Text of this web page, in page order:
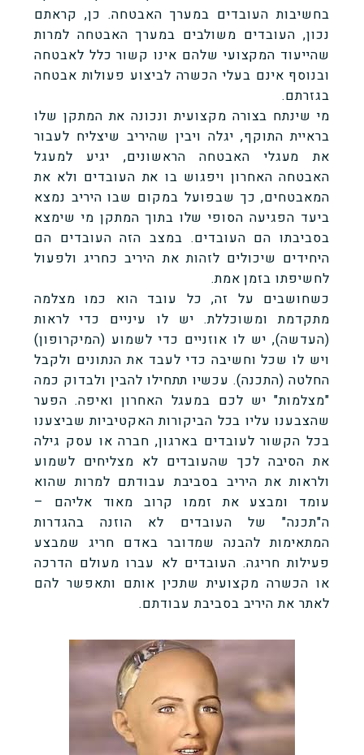
בחשיבות העובדים במערך האבטחה. כן, קראתם
נכון, העובדים משולבים במערך האבטחה למרות
שהייעוד המקצועי שלהם אינו קשור כלל לאבטחה
ובנוסף אינם בעלי הכשרה לביצוע פעולות אבטחה
בגזרתם.
מי שינתח בצורה מקצועית ונכונה את המתקן שלו
בראיית התוקף, יגלה ויבין שהיריב שיצליח לעבור
את מעגלי האבטחה הראשונים, יגיע למעגל
האבטחה האחרון ויפגוש בו את העובדים ולא את
המאבטחים, כך שבפועל במקום שבו היריב נמצא
ביעד הפגיעה הסופי שלו בתוך המתקן מי שימצא
בסביבתו הם העובדים. במצב הזה העובדים הם
היחידים שיכולים לזהות את היריב כחריג ולפעול
לחשיפתו בזמן אמת.
כשחושבים על זה, כל עובד הוא כמו מצלמה
מתקדמת ומשוכללת. יש לו עיניים כדי לראות
(העדשה), יש לו אוזניים כדי לשמוע (המיקרופון)
ויש לו שכל וחשיבה כדי לעבד את הנתונים ולקבל
החלטה (התכנה). עכשיו תתחילו להבין ולבדוק כמה
"מצלמות" יש לכם במעגל האחרון ואיפה. הפער
שהצבענו עליו בכל הביקורות האקטיביות שביצענו
בכל הקשור לעובדים בארגון, חברה או עסק גילה
את הסיבה לכך שהעובדים לא מצליחים לשמוע
ולראות את היריב בסביבת עבודתם למרות שהוא
עומד ומבצע את זממו קרוב מאוד אליהם –
ה"תכנה" של העובדים לא הוזנה בהגדרות
המתאימות להבנה שמדובר באדם חריג שמבצע
פעילות חריגה. העובדים לא עברו מעולם הדרכה
או הכשרה מקצועית שתכין אותם ותאפשר להם
לאתר את היריב בסביבת עבודתם.